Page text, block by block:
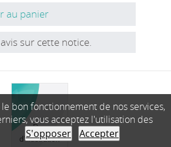
au panier
sur cette notice.
bon fonctionnement de nos services,
vous acceptez l'utilisation des
S'opposer Accepter